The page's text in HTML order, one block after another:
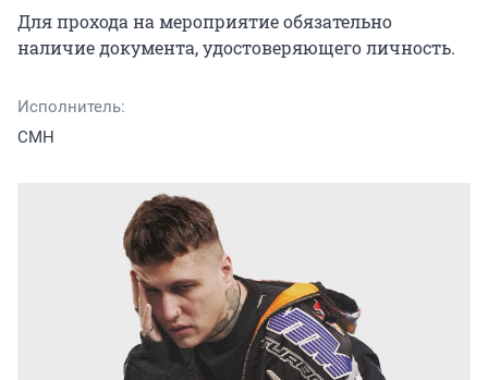
Для прохода на мероприятие обязательно
наличие документа, удостоверяющего личность.
Исполнитель:
CMH